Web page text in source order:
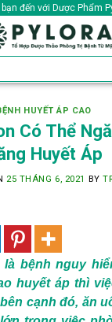
đến với Dược Phẩm
HUYẾT ÁP CAO
Có Thể
Huyết Áp
25 THÁNG 6, 2021 BY
bệnh nguy
huyết áp thì
cạnh đó, ăn